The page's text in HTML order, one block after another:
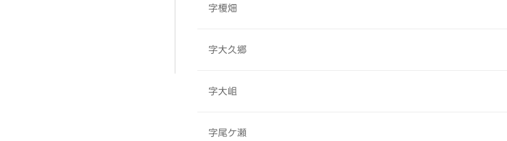
字榎畑
字大久郷
字大岨
字尾ケ瀬